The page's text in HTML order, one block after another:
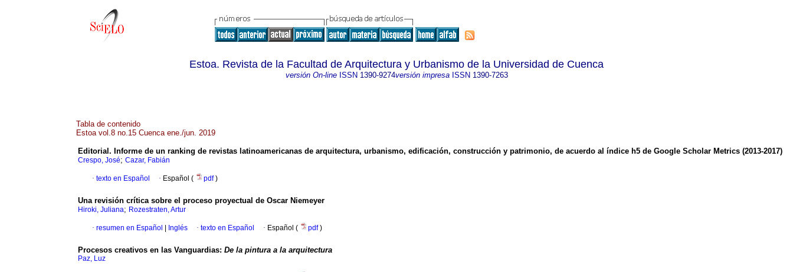
Estoa. Revista de la Facultad de Arquitectura y Urbanismo de la Universidad de Cuenca
versión On-lineISSN 1390-9274versión impresaISSN 1390-7263
Tabla de contenido
Estoa vol.8 no.15 Cuenca ene./jun. 2019
Editorial. Informe de un ranking de revistas latinoamericanas de arquitectura, urbanismo, edificación, construcción y patrimonio, de acuerdo al índice h5 de Google Scholar Metrics (2013-2017)
Crespo, José; Cazar, Fabián
· texto en Español · Español ( pdf)
Una revisión crítica sobre el proceso proyectual de Oscar Niemeyer
Hiroki, Juliana; Rozestraten, Artur
· resumen en Español Inglés · texto en Español · Español ( pdf)
Procesos creativos en las Vanguardias: De la pintura a la arquitectura
Paz, Luz